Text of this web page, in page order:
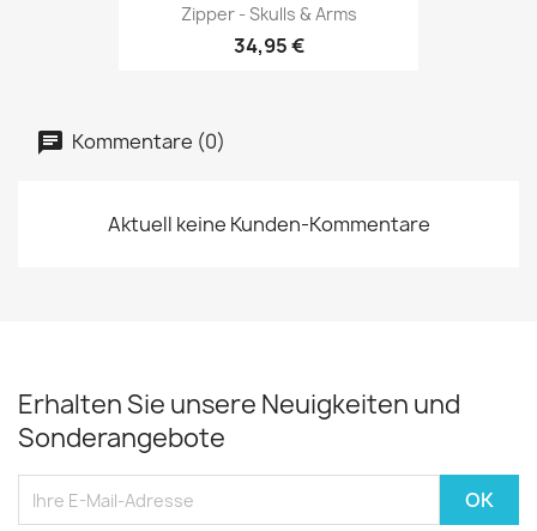
Zipper - Skulls & Arms
34,95 €
Kommentare (0)
Aktuell keine Kunden-Kommentare
Erhalten Sie unsere Neuigkeiten und
Sonderangebote